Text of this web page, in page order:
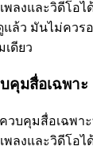
พลงและวิดีโอ
แล้ว มันไม่คว
เดียว
คุมสื่อเฉพาะ
วบคุมสื่อเฉพา
พลงและวิดีโอ